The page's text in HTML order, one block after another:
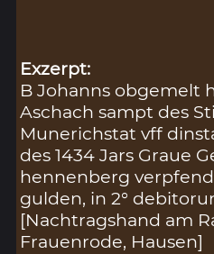
Exzerpt:
B Johanns obgemelt
Aschach sampt des
Munerichstat vff
des 1434 Jars Graue
hennenberg
gulden, in 2°
[Nachtragshand am
Frauenrode, Hausen]